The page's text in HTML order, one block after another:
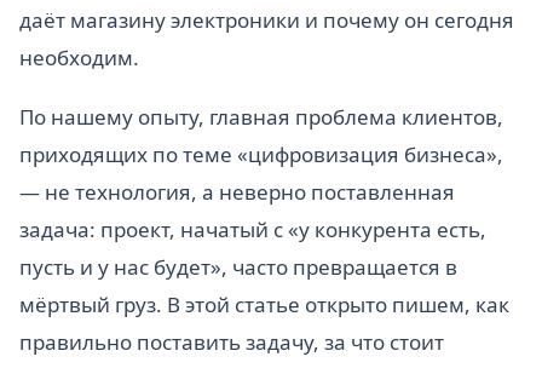
даёт магазину электроники и почему он сегодня
необходим.
По нашему опыту, главная проблема клиентов,
приходящих по теме «цифровизация бизнеса»,
— не технология, а неверно поставленная
задача: проект, начатый с «у конкурента есть,
пусть и у нас будет», часто превращается в
мёртвый груз. В этой статье открыто пишем, как
правильно поставить задачу, за что стоит